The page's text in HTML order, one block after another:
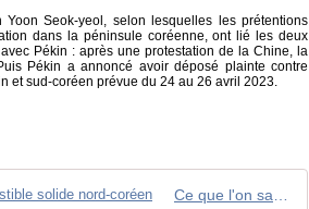
Seok-yeol, selon lesquelles les prétentions
dans la péninsule coréenne, ont lié les deux
Pékin : après une protestation de la Chine, la
Pékin a annoncé avoir déposé plainte contre
et sud-coréen prévue du 24 au 26 avril 2023.
Ce que l'on sait de "Hwasong-18", le missile à combustible solide nord-coréen